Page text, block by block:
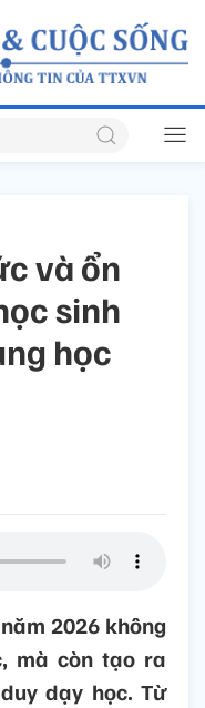
và ổn
sinh
học
2026 không
mà còn tạo ra
dạy học. Từ